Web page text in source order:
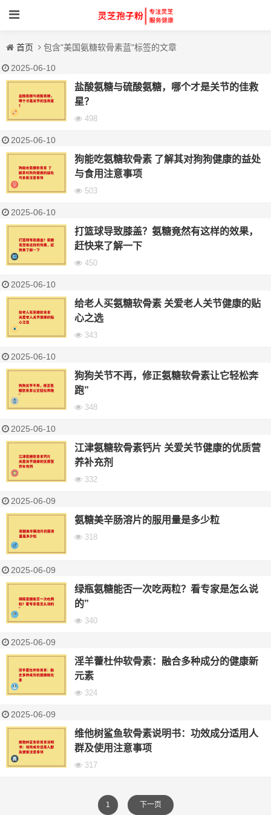
首页 包含"美国氨糖软骨素蓝"标签的文章
2025-06-10
盐酸氨糖与硫酸氨糖，哪个才是关节的佳救
星？
498
2025-06-10
狗能吃氨糖软骨素 了解其对狗狗健康的益处
与食用注意事项
503
2025-06-10
打篮球导致膝盖？氨糖竟然有这样的效果，
赶快来了解一下
450
2025-06-10
给老人买氨糖软骨素 关爱老人关节健康的贴
心之选
343
2025-06-10
狗狗关节不再，修正氨糖软骨素让它轻松奔
跑”
348
2025-06-10
江津氨糖软骨素钙片 关爱关节健康的优质营
养补充剂
332
2025-06-09
氨糖美辛肠溶片的服用量是多少粒
318
2025-06-09
绿瓶氨糖能否一次吃两粒？看专家是怎么说
的”
340
2025-06-09
淫羊藿杜仲软骨素：融合多种成分的健康新
元素
324
2025-06-09
维他树鲨鱼软骨素说明书：功效成分适用人
群及使用注意事项
317
1 下一页